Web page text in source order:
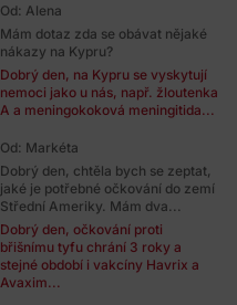
Od: Alena
Mám dotaz zda se obávat nějaké
nákazy na Kypru?
Dobrý den, na Kypru se vyskytují
nemoci jako u nás, např. žloutenka
A a meningokoková meningitida...
Od: Markéta
Dobrý den, chtěla bych se zeptat,
jaké je potřebné očkování do zemí
Střední Ameriky. Mám dva...
Dobrý den, očkování proti
břišnímu tyfu chrání 3 roky a
stejné období i vakcíny Havrix a
Avaxim...